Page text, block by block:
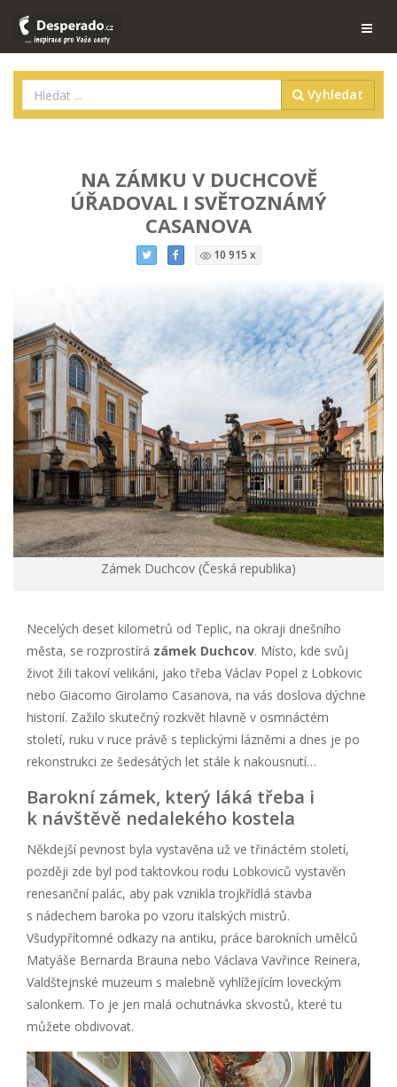
Vyhledat
NA ZÁMKU V DUCHCOVĚ
ÚŘADOVAL I SVĚTOZNÁMÝ
CASANOVA
10 915 x
Zámek Duchcov (Česká republika)
Necelých deset kilometrů od Teplic, na okraji dnešního
města, se rozprostírá zámek Duchcov. Místo, kde svůj
život žili takoví velikáni, jako třeba Václav Popel z Lobkovic
nebo Giacomo Girolamo Casanova, na vás doslova dýchne
historií. Zažilo skutečný rozkvět hlavně v osmnáctém
století, ruku v ruce právě s teplickými lázněmi a dnes je po
rekonstrukci ze šedesátých let stále k nakousnutí…
Barokní zámek, který láká třeba i
k návštěvě nedalekého kostela
Někdejší pevnost byla vystavěna už ve třináctém století,
později zde byl pod taktovkou rodu Lobkoviců vystavěn
renesanční palác, aby pak vznikla trojkřídlá stavba
s nádechem baroka po vzoru italských mistrů.
Všudypřítomné odkazy na antiku, práce barokních umělců
Matyáše Bernarda Brauna nebo Václava Vavřince Reinera,
Valdštejnské muzeum s malebně vyhlížejícím loveckým
salonkem. To je jen malá ochutnávka skvostů, které tu
můžete obdivovat.